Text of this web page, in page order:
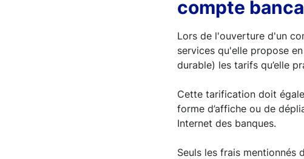
compte
Lors de l'ouverture d'un
services qu'elle propose
durable) les tarifs qu’elle
Cette tarification doit
forme d’affiche ou de
Internet des banques.
Seuls les frais mentionnés